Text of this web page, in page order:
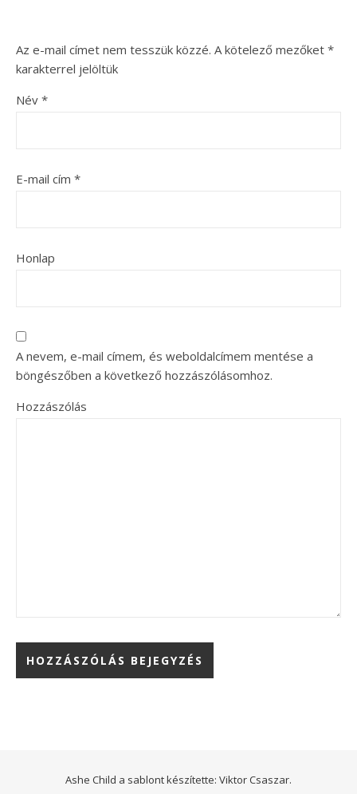
Az e-mail címet nem tesszük közzé. A kötelező mezőket *
karakterrel jelöltük
Név *
E-mail cím *
Honlap
A nevem, e-mail címem, és weboldalcímem mentése a
böngészőben a következő hozzászólásomhoz.
Hozzászólás
Ashe Child a sablont készítette: Viktor Csaszar.